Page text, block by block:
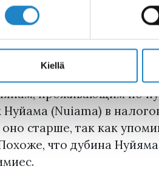
Kiellä
Лаппеенранты, или
название региона
что это название-
проживающим по
(Nuiama) в
старше, так как
что дубина